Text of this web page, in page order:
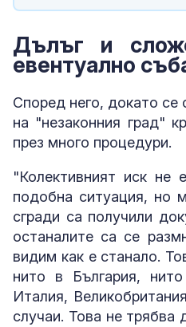
Дълъг и
евентуално
Според него, докато се
на "незаконния град"
през много процедури.
"Колективният иск не
подобна ситуация, но
сгради са получили
останалите са се
видим как е станало.
нито в България,
Италия,
случаи. Това не трябва